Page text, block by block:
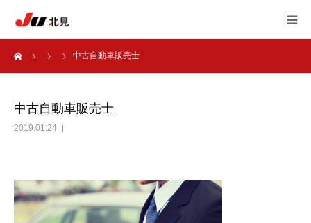
中古自動車販売士
中古自動車販売士
2019.01.24
HOME
JU北見 概要
アンケート